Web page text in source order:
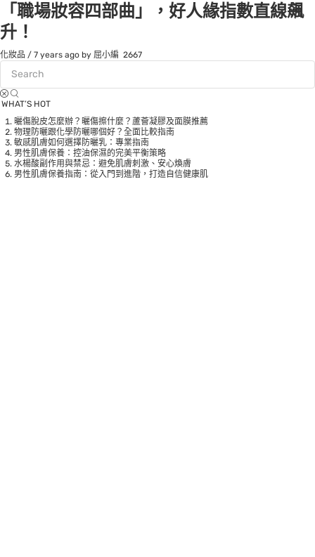
「職場妝容四部曲」，好人緣指數直線飆
升！
化妝品 / 7 years ago by 屈小編 2667
WHAT’S HOT
曬傷脫皮怎麼辦？曬傷擦什麼？蘆薈凝膠及面膜推薦
物理防曬跟化學防曬哪個好？全面比較指南
敏感肌膚如何選擇防曬乳：專業指南
男性肌膚保養：控油保濕的完美平衡策略
水楊酸副作用與禁忌：避免肌膚刺激、安心煥膚
男性肌膚保養指南：從入門到進階，打造自信健康肌